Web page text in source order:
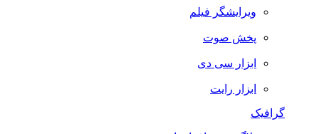
ویرایشگر فیلم
پخش صوت
ابزار سی دی
ابزار رایت
گرافیک